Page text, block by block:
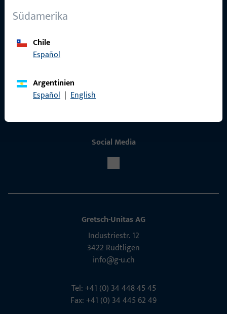
Südamerika
Chile
Español
Argentinien
Español | English
Social Media
Gretsch-Unitas AG
Indu­s­triestr. 12
3422 Rüdt­ligen
info@g-u.ch
Tel: +41 (0) 34 448 45 45
Fax: +41 (0) 34 445 62 49